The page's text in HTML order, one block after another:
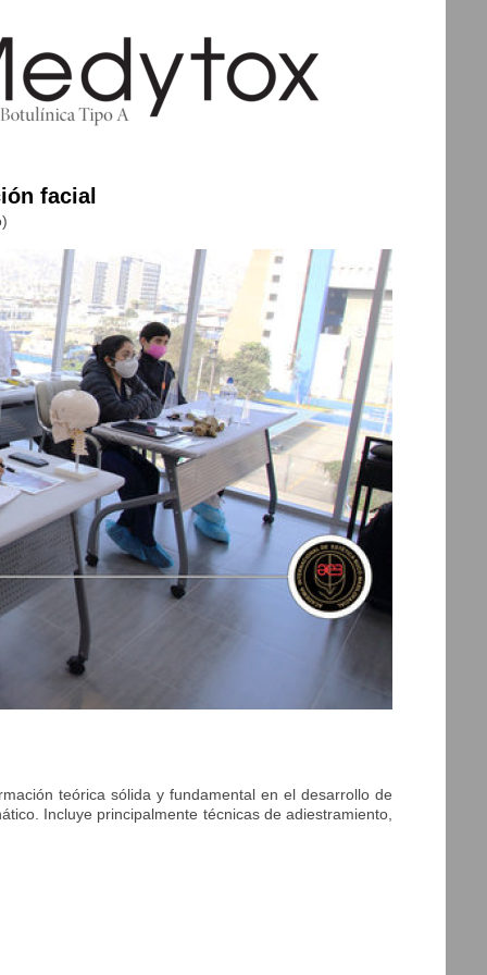
facial
teórica sólida y fundamental en el desarrollo de
Incluye principalmente técnicas de adiestramiento,